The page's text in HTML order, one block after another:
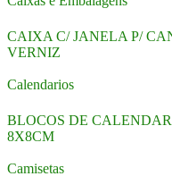
CAIXA C/ JANELA P/
VERNIZ
Calendarios
BLOCOS DE
8X8CM
Camisetas